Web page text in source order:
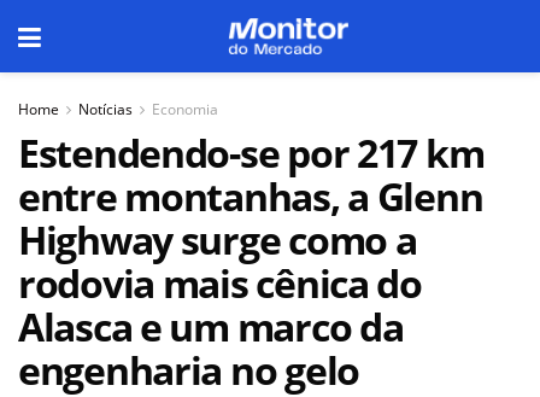
Home Notícias Economia
Estendendo-se por 217 km
entre montanhas, a Glenn
Highway surge como a
rodovia mais cênica do
Alasca e um marco da
engenharia no gelo